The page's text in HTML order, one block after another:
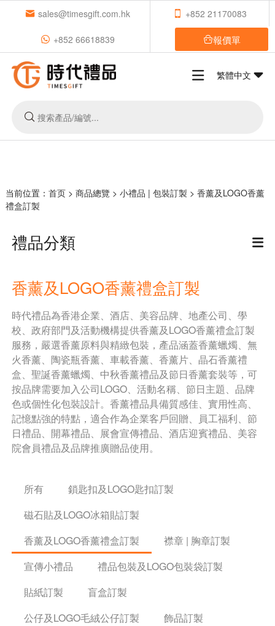
sales@timesgift.com.hk +852 21170083
+852 66618839 報價單
繁體中文
当前位置： 首页> 商品總覽 > 小禮品 | 包裝訂製 > 香薰及LOGO香薰
禮盒訂製
禮品分類
香薰及LOGO香薰禮盒訂製
時代禮品為香港企業、酒店、美容品牌、地產公司、學
校、政府部門及活動機構提供香薰及LOGO香薰禮盒訂製
服務，嚴選香薰原料與精緻包裝，產品涵蓋香薰蠟燭、無
火香薰、陶瓷瓶香薰、車載香薰、香薰片、晶石香薰禮
盒、聖誕香薰蠟燭、中秋香薰禮品及節日香薰套裝等，可
按品牌需要加入公司LOGO、活動名稱、節日主題、品牌
色或個性化包裝設計。香薰禮品具備質感佳、實用性高、
記憶點強的特點，適合作為企業客戶回贈、員工福利、節
日禮品、開幕禮品、展會宣傳禮品、酒店迎賓禮品、美容
院會員禮品及品牌推廣贈品使用。
所有
鎖匙扣及LOGO匙扣訂製
磁石貼及LOGO冰箱貼訂製
香薰及LOGO香薰禮盒訂製
襟章 | 胸章訂製
宣傳小禮品
禮品包裝及LOGO包裝袋訂製
貼紙訂製
盲盒訂製
公仔及LOGO毛絨公仔訂製
飾品訂製